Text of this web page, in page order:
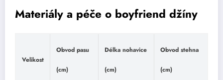
Materiály a péče o boyfriend džíny
Velikost
Obvod pasu
(cm)
Délka nohavice
(cm)
Obvod stehna
(cm)